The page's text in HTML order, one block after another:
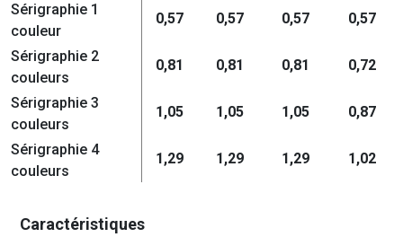
Sérigraphie 1
couleur
0,57 0,57 0,57 0,57
Sérigraphie 2
couleurs
0,81 0,81 0,81 0,72
Sérigraphie 3
couleurs
1,05 1,05 1,05 0,87
Sérigraphie 4
couleurs
1,29 1,29 1,29 1,02
Caractéristiques